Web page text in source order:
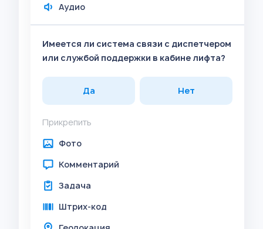
Аудио
Имеется ли система связи с диспетчером
или службой поддержки в кабине лифта?
Да Нет
Прикрепить
Фото
Комментарий
Задача
Штрих-код